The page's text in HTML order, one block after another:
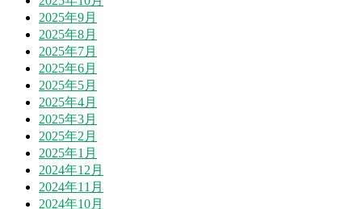
2025年9月
2025年8月
2025年7月
2025年6月
2025年5月
2025年4月
2025年3月
2025年2月
2025年1月
2024年12月
2024年11月
2024年10月